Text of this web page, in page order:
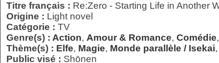
Titre français : Re:Zero - Starting Life in Another
Origine : Light novel
Catégorie : TV
Genre(s) : Action, Amour & Romance, Comédie
Thème(s) : Elfe, Magie, Monde parallèle / Isekai
Public visé : Shōnen